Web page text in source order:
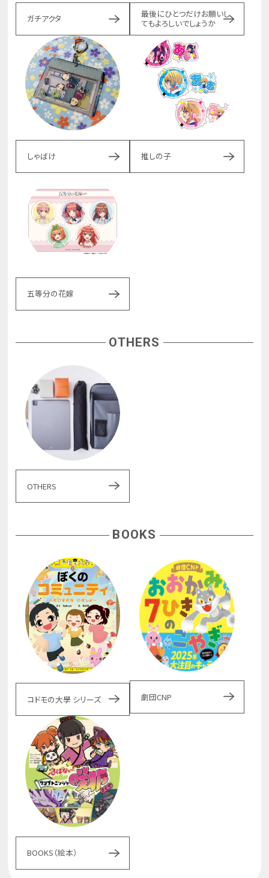
ガチアクタ
最後にひとつだけお願いし
てもよろしいでしょうか
しゃばけ 推しの子
五等分の花嫁
OTHERS
OTHERS
BOOKS
コドモの大學 シリーズ 劇団CNP
BOOKS（絵本）